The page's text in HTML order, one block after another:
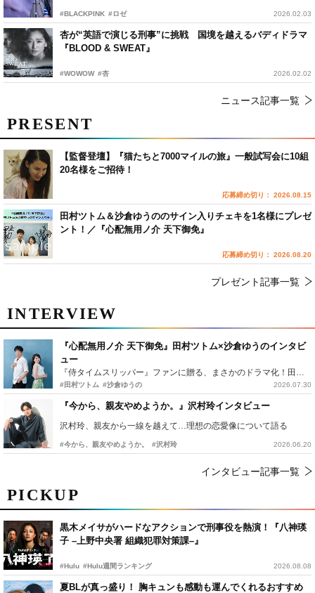
#BLACKPINK #ロゼ 2026.02.03
杏が“英語で演じる刑事”に挑戦 国境を越えるバディドラマ
『BLOOD & SWEAT』
#WOWOW #杏 2026.02.02
ニュース記事一覧
PICKUP
黒木メイサがハードなアクションで刑事役を熱演！『八神瑛
子 –上野中央署 組織犯罪対策課–』
#Hulu #Hulu週間ランキング 2026.08.08
夏BLが真っ盛り！ 胸キュンも感動も運んでくれるおすすめ
INTERVIEW
『心配無用ノ介 天下御免』田村ツトム×沙倉ゆうのインタビ
ュー
『侍タイムスリッパー』ファンに贈る、まさかのドラマ化！田村ツトム×沙倉ゆうのが語る『心配無用ノ介』撮影秘話
#田村ツトム #沙倉ゆうの 2026.07.30
『今から、親友やめようか。』沢村玲インタビュー
沢村玲、親友から一線を越えて…理想の恋愛像について語る
#今から、親友やめようか。 #沢村玲 2026.06.20
インタビュー記事一覧
PRESENT
【監督登壇】『猫たちと7000マイルの旅』一般試写会に10組
20名様をご招待！
応募締め切り： 2026.08.15
田村ツトム＆沙倉ゆうののサイン入りチェキを1名様にプレゼ
ント！／『心配無用ノ介 天下御免』
応募締め切り： 2026.08.20
プレゼント記事一覧